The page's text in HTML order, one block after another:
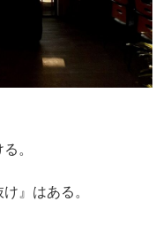
。
』はある。